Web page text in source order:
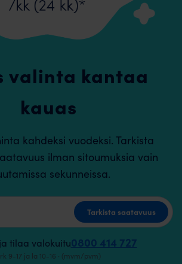
valinta kantaa
kauas
kahdeksi vuodeksi. Tarkista
ilman sitoumuksia vain
sekunneissa.
Tarkista saatavuus
tilaa valokuitu0800 414 727
9-17 ja la 10-16 · (mvm/pvm)